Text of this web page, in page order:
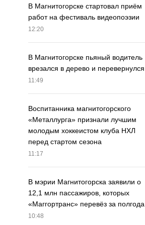
В Магнитогорске стартовал приём
работ на фестиваль видеопоэзии
12:20
В Магнитогорске пьяный водитель
врезался в дерево и перевернулся
11:49
Воспитанника магнитогорского
«Металлурга» признали лучшим
молодым хоккеистом клуба НХЛ
перед стартом сезона
11:17
В мэрии Магнитогорска заявили о
12,1 млн пассажиров, которых
«Маггортранс» перевёз за полгода
10:48